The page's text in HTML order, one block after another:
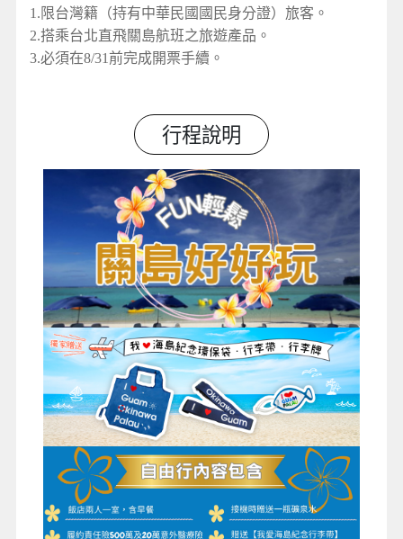
1.限台灣籍（持有中華民國國民身分證）旅客。
2.搭乘台北直飛關島航班之旅遊產品。
3.必須在8/31前完成開票手續。
行程說明